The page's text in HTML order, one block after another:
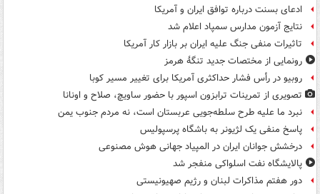
ادعای بسنت درباره توافق ایران و آمریکا
نتایج آزمون مدارس سمپاد اعلام شد
تاثیرات منفی جنگ علیه ایران بر بازار کار آمریکا
رونمایی از مختصات جدید تنگۀ هرمز
روبیو در رأس فشار حداکثری آمریکا برای تغییر مسیر کوبا
تصویری از تمرینات ترابزون اسپور با حضور ساویچ، صلاح و اونانا
نبرد ما علیه طرح سلطه‌جویی عربستان است، نه مردم جنوب یمن
پاسخ منفی یک لژیونر به باشگاه پرسپولیس
درخشش جوانان ایران در المپیاد جهانی هوش مصنوعی
پالایشگاه نفت اسلواکی منفجر شد
دور هفتم مذاکرات لبنان و رژیم صهیونیستی